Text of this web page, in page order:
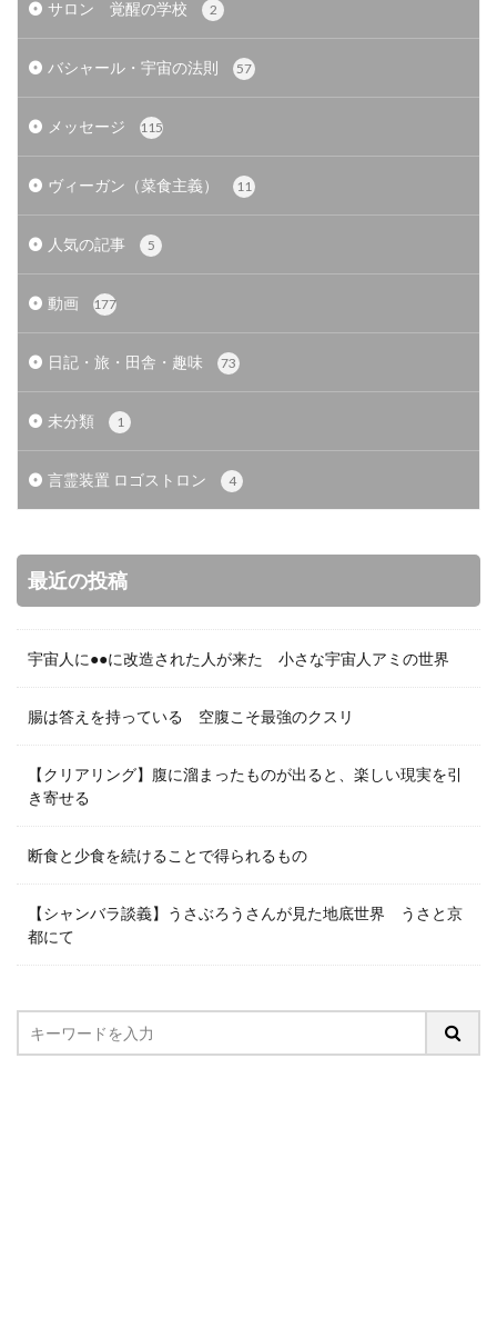
サロン 覚醒の学校 2
バシャール・宇宙の法則 57
メッセージ 115
ヴィーガン（菜食主義） 11
人気の記事 5
動画 177
日記・旅・田舎・趣味 73
未分類 1
言霊装置 ロゴストロン 4
最近の投稿
宇宙人に●●に改造された人が来た 小さな宇宙人アミの世界
腸は答えを持っている 空腹こそ最強のクスリ
【クリアリング】腹に溜まったものが出ると、楽しい現実を引
き寄せる
断食と少食を続けることで得られるもの
【シャンバラ談義】うさぶろうさんが見た地底世界 うさと京
都にて